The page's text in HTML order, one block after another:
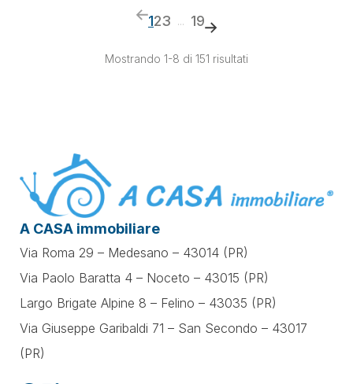
123 ... 19
Mostrando 1-8 di 151 risultati
A CASA immobiliare
Via Roma 29 – Medesano – 43014 (PR)
Via Paolo Baratta 4 – Noceto – 43015 (PR)
Largo Brigate Alpine 8 – Felino – 43035 (PR)
Via Giuseppe Garibaldi 71 – San Secondo – 43017
(PR)